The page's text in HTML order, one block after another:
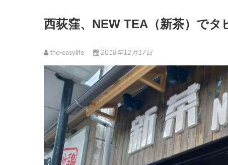
西荻窪、NEW TEA（新茶）でタ
the-easylife 2018年12月17日